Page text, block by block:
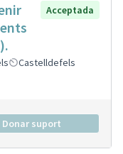
Acceptada
Castelldefels
Donar suport